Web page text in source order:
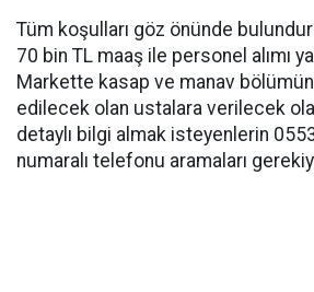
Tüm koşulları göz önünde
70 bin TL maaş ile personel alımı
Markette kasap ve manav
edilecek olan ustalara verilecek
detaylı bilgi almak isteyenlerin
numaralı telefonu aramaları